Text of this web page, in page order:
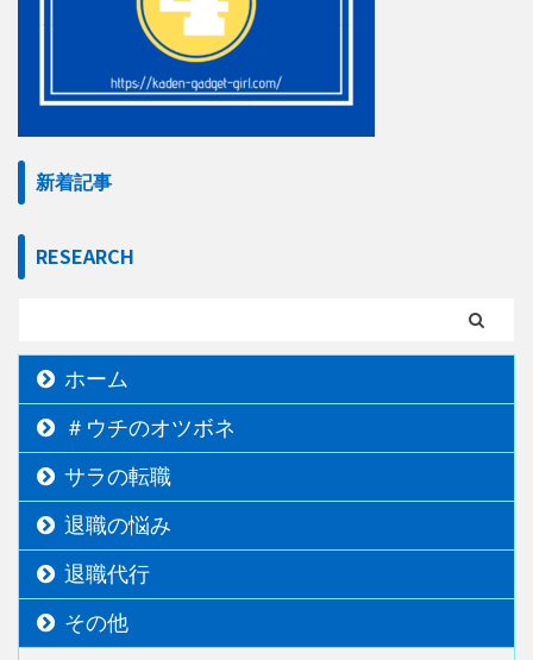
新着記事
RESEARCH
ホーム
＃ウチのオツボネ
サラの転職
退職の悩み
退職代行
その他